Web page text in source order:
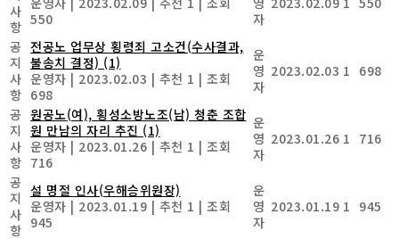
사
항 550
자
공
지
사
항
전공노 업무상 횡령죄 고소건(수사결과,
불송치 결정) (1)
운영자 | 2023.02.03 | 추천 1 | 조회
698
운
영
자
2023.02.03 1 698
공
지
사
항
원공노(여), 횡성소방노조(남) 청춘 조합
원 만남의 자리 추진 (1)
운영자 | 2023.01.26 | 추천 1 | 조회
716
운
영
자
2023.01.26 1 716
공
지
사
항
설 명절 인사(우해승위원장)
운영자 | 2023.01.19 | 추천 1 | 조회
945
운
영
자
2023.01.19 1 945